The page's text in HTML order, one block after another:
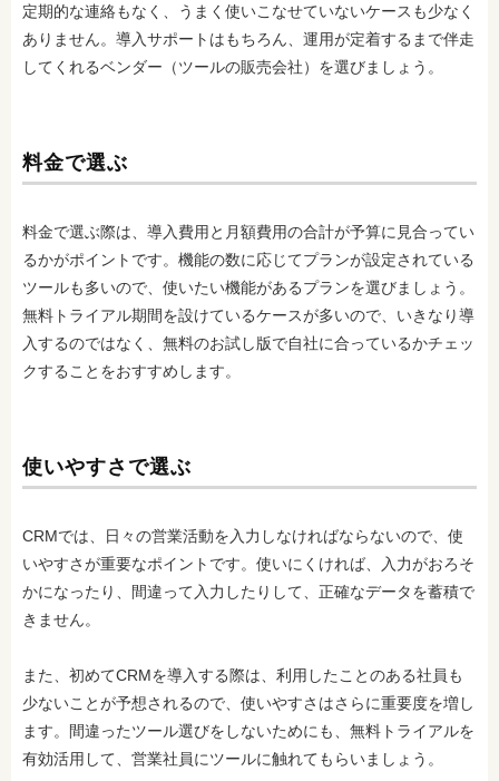
定期的な連絡もなく、うまく使いこなせていないケースも少なく
ありません。導入サポートはもちろん、運用が定着するまで伴走
してくれるベンダー（ツールの販売会社）を選びましょう。
料金で選ぶ
料金で選ぶ際は、導入費用と月額費用の合計が予算に見合ってい
るかがポイントです。機能の数に応じてプランが設定されている
ツールも多いので、使いたい機能があるプランを選びましょう。
無料トライアル期間を設けているケースが多いので、いきなり導
入するのではなく、無料のお試し版で自社に合っているかチェッ
クすることをおすすめします。
使いやすさで選ぶ
CRMでは、日々の営業活動を入力しなければならないので、使
いやすさが重要なポイントです。使いにくければ、入力がおろそ
かになったり、間違って入力したりして、正確なデータを蓄積で
きません。
また、初めてCRMを導入する際は、利用したことのある社員も
少ないことが予想されるので、使いやすさはさらに重要度を増し
ます。間違ったツール選びをしないためにも、無料トライアルを
有効活用して、営業社員にツールに触れてもらいましょう。